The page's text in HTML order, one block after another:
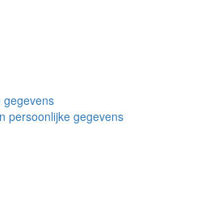
gegevens
persoonlijke gegevens